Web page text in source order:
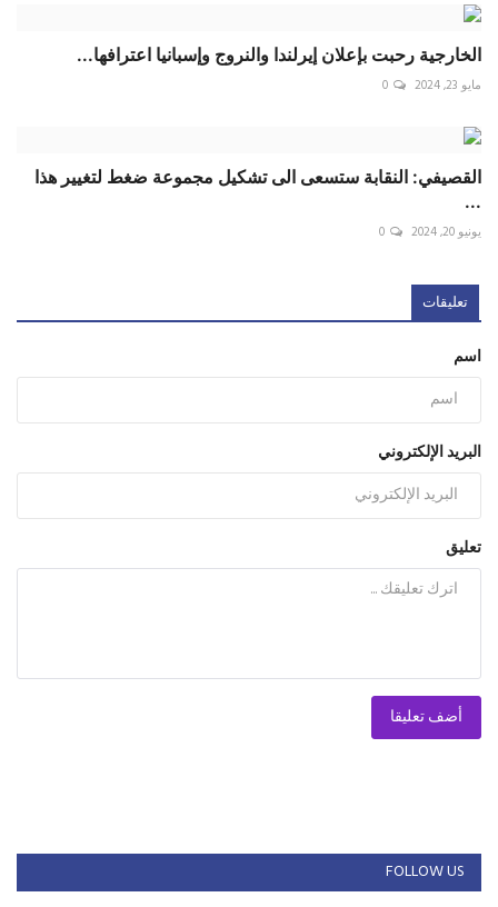
الخارجية رحبت بإعلان إيرلندا والنروج وإسبانيا اعترافها...
مايو 23, 2024 0
القصيفي: النقابة ستسعى الى تشكيل مجموعة ضغط لتغيير هذا
...
يونيو 20, 2024 0
تعليقات
اسم
البريد الإلكتروني
تعليق
أضف تعليقا
FOLLOW US